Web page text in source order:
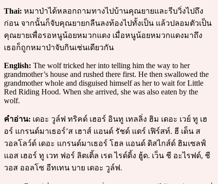
Thai: หมาป่าได้หลอกถามทางไปบ้านคุณยายและรีบวิ่งไปถึง
ก่อน จากนั้นก็จับคุณยายกลืนลงท้องไปทั้งเป็น แล้วปลอมตัวเป็น
คุณยายเพื่อรอหนูน้อยหมวกแดง เมื่อหนูน้อยหมวกแดงมาถึง
เธอก็ถูกหมาป่าจับกินเช่นเดียวกัน
English: The wolf tricked her into telling him the way to her
grandmother’s house and rushed there first. He then swallowed the
grandmother whole and disguised himself as her to wait for Little
Red Riding Hood. When she arrived, she was also eaten by the
wolf.
คำอ่าน: เดอะ วูล์ฟ ทริคด์ เฮอร์ อินทู เทลลิ่ง ฮิม เดอะ เวย์ ทู เฮ
อร์ แกรนด์มาเธอร์’ส เฮาส์ แอนด์ รัชด์ แดร์ เฟิร์สท์. ฮี เด็น ส
วอลโลว์ด์ เดอะ แกรนด์มาเธอร์ โฮล แอนด์ ดิสไกส์ด์ ฮิมเซลฟ์
แอส เฮอร์ ทู เวท ฟอร์ ลิตเติ้ล เรด ไรด์ดิ้ง ฮู้ด. เว็น ชี อะไรฟด์, ชี
วอส ออลโซ อีทเทน บาย เดอะ วูล์ฟ.